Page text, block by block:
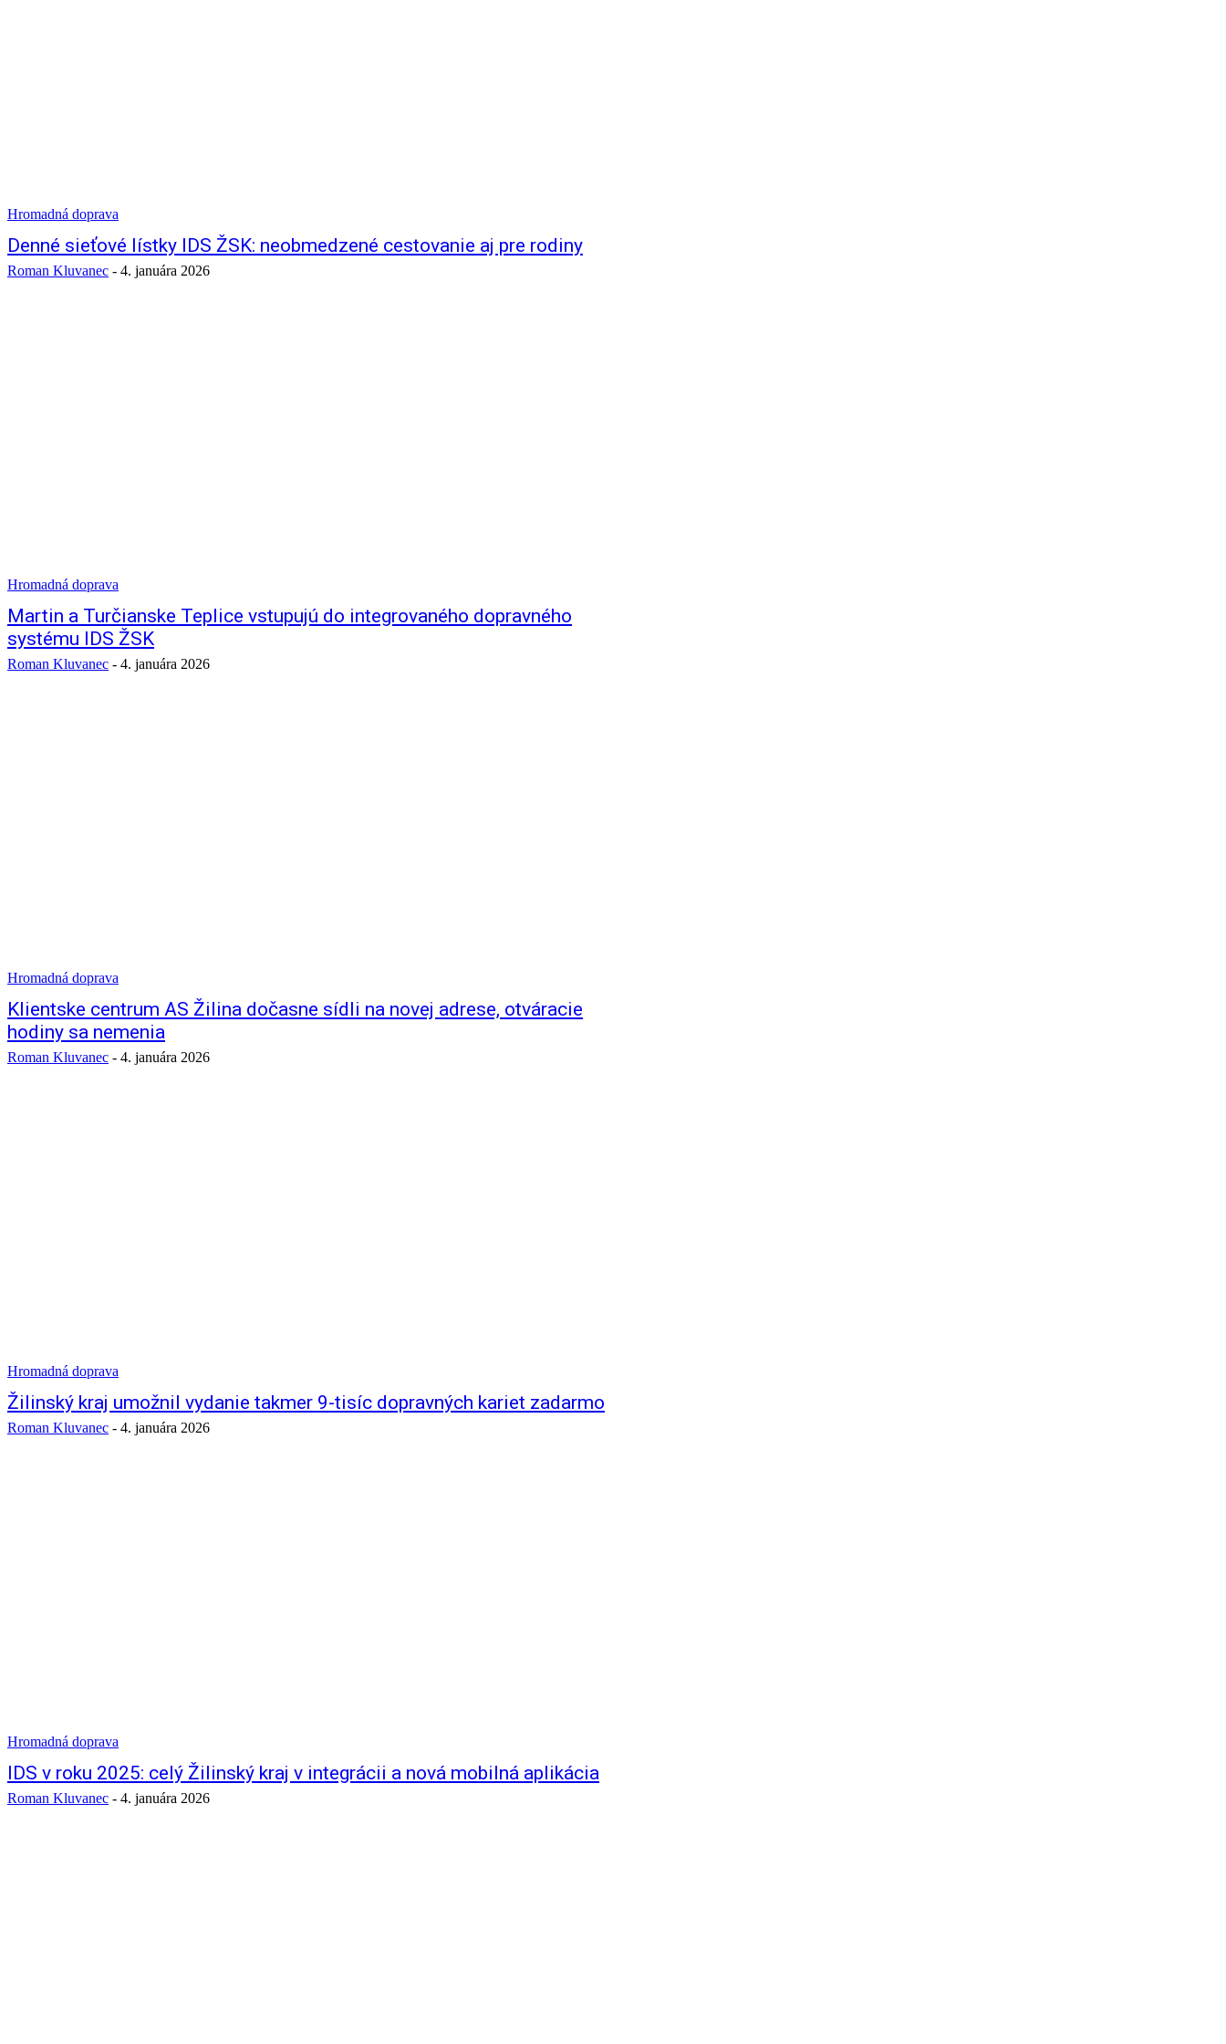
Hromadná doprava
Denné sieťové lístky IDS ŽSK: neobmedzené cestovanie aj pre rodiny
Roman Kluvanec - 4. januára 2026
Hromadná doprava
Martin a Turčianske Teplice vstupujú do integrovaného dopravného
systému IDS ŽSK
Roman Kluvanec - 4. januára 2026
Hromadná doprava
Klientske centrum AS Žilina dočasne sídli na novej adrese, otváracie
hodiny sa nemenia
Roman Kluvanec - 4. januára 2026
Hromadná doprava
Žilinský kraj umožnil vydanie takmer 9-tisíc dopravných kariet zadarmo
Roman Kluvanec - 4. januára 2026
Hromadná doprava
IDS v roku 2025: celý Žilinský kraj v integrácii a nová mobilná aplikácia
Roman Kluvanec - 4. januára 2026